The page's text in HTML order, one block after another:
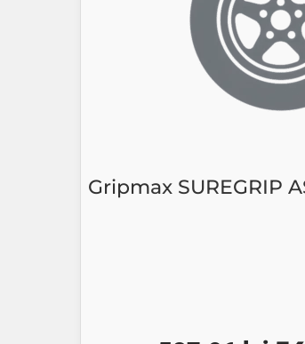
Gripmax SUREGRIP